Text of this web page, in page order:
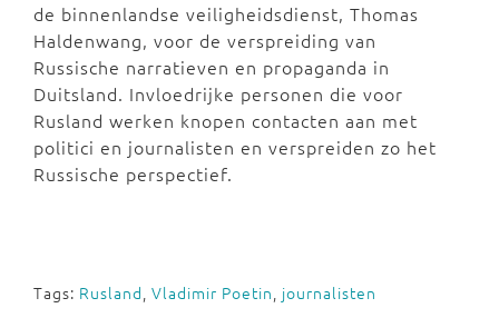
de binnenlandse veiligheidsdienst, Thomas
Haldenwang, voor de verspreiding van
Russische narratieven en propaganda in
Duitsland. Invloedrijke personen die voor
Rusland werken knopen contacten aan met
politici en journalisten en verspreiden zo het
Russische perspectief.
Tags: Rusland, Vladimir Poetin, journalisten